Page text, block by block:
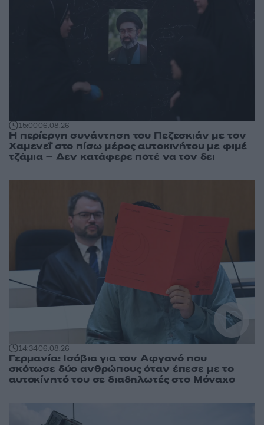
15:0006.08.26
Η περίεργη συνάντηση του Πεζεσκιάν με τον
Χαμενεΐ στο πίσω μέρος αυτοκινήτου με φιμέ
τζάμια – Δεν κατάφερε ποτέ να τον δει
14:3406.08.26
Γερμανία: Ισόβια για τον Αφγανό που
σκότωσε δύο ανθρώπους όταν έπεσε με το
αυτοκίνητό του σε διαδηλωτές στο Μόναχο